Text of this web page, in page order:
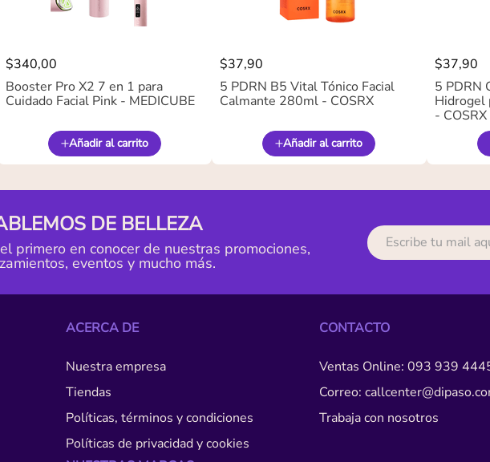
$340,00
Booster Pro X2 7 en 1 para
Cuidado Facial Pink - MEDICUBE
Añadir al carrito
$37,90
5 PDRN B5 Vital Tónico Facial
Calmante 280ml - COSRX
Añadir al carrito
$37,90
5 PDRN
Hidrogel
- COSRX
DE BELLEZA
primero en conocer de nuestras promociones,
eventos y mucho más.
ACERCA DE
Nuestra empresa
Tiendas
Políticas, términos y condiciones
Políticas de privacidad y cookies
CONTACTO
Ventas Online: 093 939
Correo:
Trabaja con nosotros